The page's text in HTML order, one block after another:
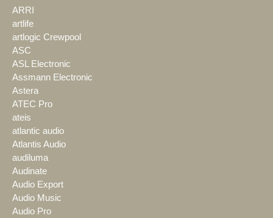
ARRI
artlife
artlogic Crewpool
ASC
ASL Electronic
Assmann Electronic
Astera
ATEC Pro
ateis
atlantic audio
Atlantis Audio
audiluma
Audinate
Audio Export
Audio Music
Audio Pro